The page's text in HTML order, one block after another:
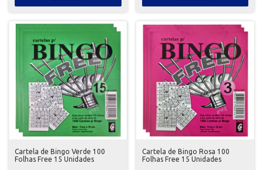
Cartela de Bingo Verde 100
Folhas Free 15 Unidades
Cartela de Bingo Rosa 100
Folhas Free 15 Unidades